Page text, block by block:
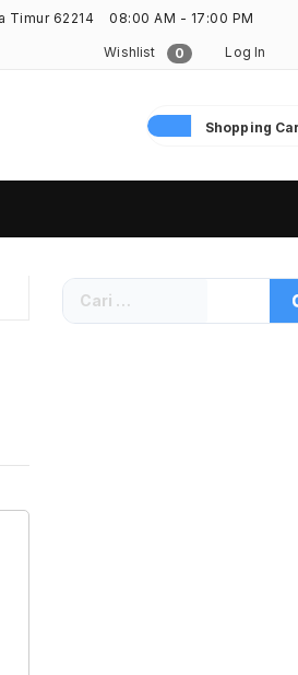
Timur 62214 08:00 AM - 17:00 PM
Wishlist 0 Log In
Shopping
Cari
untuk: